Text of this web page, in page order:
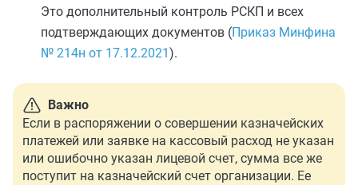
Это дополнительный контроль РСКП и всех
подтверждающих документов (Приказ Минфина
№ 214н от 17.12.2021 ).
Важно
Если в распоряжении о совершении казначейских
платежей или заявке на кассовый расход не указан
или ошибочно указан лицевой счет, сумма все же
поступит на казначейский счет организации. Ее